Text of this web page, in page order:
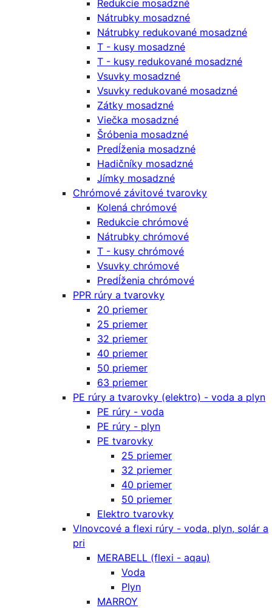
Redukcie mosadzné
Nátrubky mosadzné
Nátrubky redukované mosadzné
T - kusy mosadzné
T - kusy redukované mosadzné
Vsuvky mosadzné
Vsuvky redukované mosadzné
Zátky mosadzné
Viečka mosadzné
Šróbenia mosadzné
Predĺženia mosadzné
Hadičníky mosadzné
Jímky mosadzné
Chrómové závitové tvarovky
Kolená chrómové
Redukcie chrómové
Nátrubky chrómové
T - kusy chrómové
Vsuvky chrómové
Predĺženia chrómové
PPR rúry a tvarovky
20 priemer
25 priemer
32 priemer
40 priemer
50 priemer
63 priemer
PE rúry a tvarovky (elektro) - voda a plyn
PE rúry - voda
PE rúry - plyn
PE tvarovky
25 priemer
32 priemer
40 priemer
50 priemer
Elektro tvarovky
Vlnovcové a flexi rúry - voda, plyn, solár a
pri
MERABELL (flexi - aqau)
Voda
Plyn
MARROY